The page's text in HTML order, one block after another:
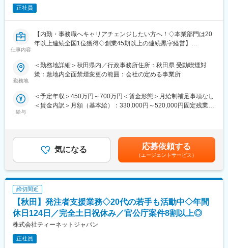
5.報告書：品質管理報告、監督状況報告など
・主な取引先：国土交通省、農林水産省、地方自治体、鉄道運輸
機構、各種団体、大手ゼネコン
・在籍人数：全国9支社にて約1,000名以上の技術が活躍しており
ます！中途入社者、多数活躍中！
■ワークライフバランス：
・再雇用制度が整っており、60歳の定年後もほぼ同様に働き続け
・社内・社外業務比率もほぼ50:50で、室内での事務業務が多いの
も特徴です。
・退職金制度や介護休業制度もあり、働きやすい環境が整ってお
ります。
変更の範囲：会社の定める業務
正社員
仕事内容
【内勤・事務職へキャリアチェンジしたい方へ！◇本業部門は20
年以上連続全国1位獲得◇創業45期以上の連続黒字経営】
■業務概要：
発注者支援業務（国土交通省や地方自治体等の官公庁が発注する
成の補助業務等、「資料作成」をメインでお任せいたします。
・各種設計に用いる検討資料の作成、関係機関等の協議に関する
資料作成
・地元説明に関する資料作成、予算要求に関する資料作成、業務
の入札契約手続きに関する補助業務 など
■主な資料：
1.予算関連資料：工事費の積算結果や予算要求書
2.契約関連資料：入札公告、仕様書、契約書案など
3.説明資料：地元説明会や議会報告用のプレゼン資料
4.進捗管理資料：工事の進捗状況や工程表
5.報告書：品質管理報告、監督状況報告など
勤務地
＜勤務地詳細＞秋田県内／行政事務所住所：秋田県 受動喫煙対
策：敷地内全面禁煙変更の範囲：会社の定める事業所
給与
＜予定年収＞450万円～700万円＜賃金形態＞月給制補足事項なし
＜賃金内訳＞月額（基本給）：330,000円～520,000円固定残業手
＞■昇給：年1回（7月）■賞与：年2回（6月、12月）※正社員移行
前は毎月手当として支給（年間で見た受給金額に影響が出ないよ
う考慮あり）賃金はあくまでも目安の金額であり、選考を通じて
上下する可能性があります。月給(月額)は固定手当を含めた表記で
す。
気になる 応募依頼する
（エージェントサービス）
締切間近
【秋田】発注者支援業務◇20代の若手も活動中◇年間
休日124日／完全土日祝休み／官公庁案件8割以上◎
株式会社ティーネットジャパン
正社員